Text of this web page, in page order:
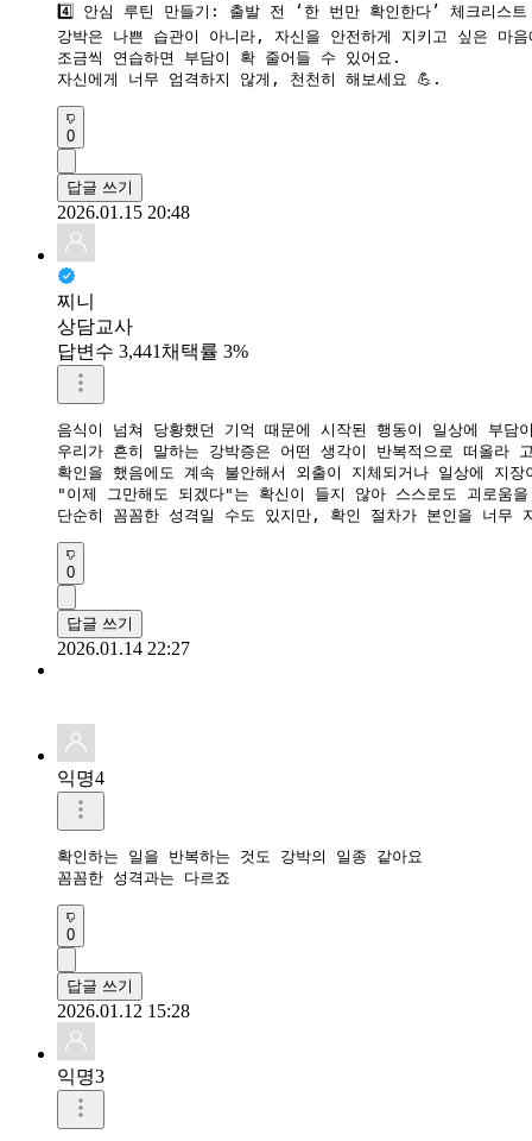
4️⃣ 안심 루틴 만들기: 출발 전 ‘한 번만 확인한다’ 체크리스
강박은 나쁜 습관이 아니라, 자신을 안전하게 지키고 싶은 마
조금씩 연습하면 부담이 확 줄어들 수 있어요.
자신에게 너무 엄격하지 않게, 천천히 해보세요 💪.
0
답글 쓰기
2026.01.15 20:48
찌니
상담교사
답변수 3,441 채택률 3%
음식이 넘쳐 당황했던 기억 때문에 시작된 행동이 일상에 부
우리가 흔히 말하는 강박증은 어떤 생각이 반복적으로 떠올
확인을 했음에도 계속 불안해서 외출이 지체되거나 일상에 지장
​"이제 그만해도 되겠다"는 확신이 들지 않아 스스로도 괴로움을
단순히 꼼꼼한 성격일 수도 있지만, 확인 절차가 본인을 너무
0
답글 쓰기
2026.01.14 22:27
익명4
확인하는 일을 반복하는 것도 강박의 일종 같아요
꼼꼼한 성격과는 다르죠
0
답글 쓰기
2026.01.12 15:28
익명3